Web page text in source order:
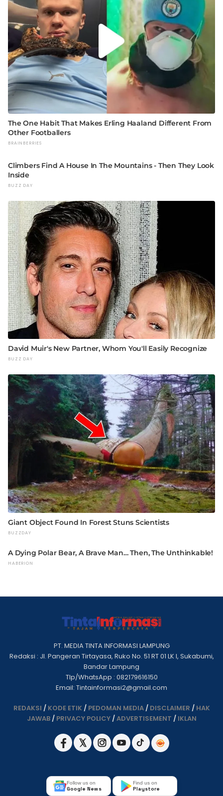
PT. MEDIA TINTA INFORMASI LAMPUNG
Redaksi : Jl. Pangeran Tirtayasa, Ruko No. 51 RT 01 LK I, Sukabumi,
Bandar Lampung
Tlp/WhatsApp : 082179616150
Email: Tintainformasi2@gmail.com
REDAKSI / KODE ETIK / PEDOMAN MEDIA/ DISCLAIMER / HAK
JAWAB/ PRIVACY POLICY/ADVERTISEMENT / IKLAN
Follow us on
Google News
Find us on
Playstore